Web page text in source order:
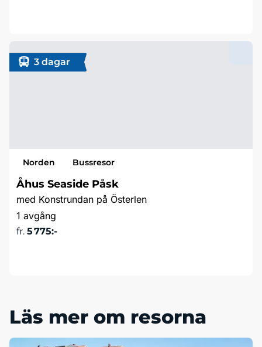
3 dagar
Norden Bussresor
Åhus Seaside Påsk
med Konstrundan på Österlen
1 avgång
fr. 5 775:-
Läs mer om resorna